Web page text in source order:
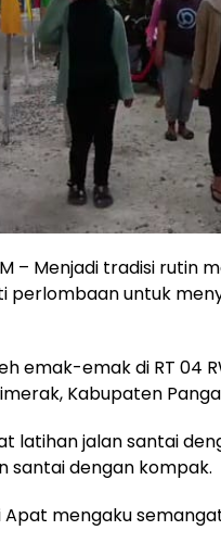
– Menjadi tradisi
perlombaan untuk
emak-emak di RT 04
Kabupaten
latihan jalan santai
santai dengan kompak.
mengaku